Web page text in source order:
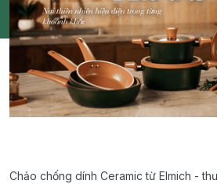
Chảo chống dính Ceramic từ Elmich -